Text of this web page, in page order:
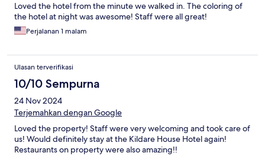
Loved the hotel from the minute we walked in. The coloring of
the hotel at night was awesome! Staff were all great!
Perjalanan 1 malam
Ulasan terverifikasi
10/10 Sempurna
24 Nov 2024
Terjemahkan dengan Google
Loved the property! Staff were very welcoming and took care of
us! Would definitely stay at the Kildare House Hotel again!
Restaurants on property were also amazing!!